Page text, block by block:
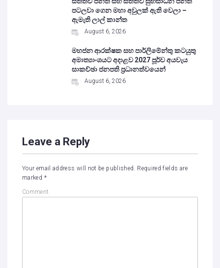
පටලවා ගෙන මහා අවුලක් ඇති වෙලා –
ඇමැති ලාල් කාන්ත
August 6, 2026
මහජන ආරක්ෂක සහ පාර්ලිමේන්තු කටයුතු
අමාත්‍යාංශයට අදාළව 2027 පූර්ව අයවැය
සාකච්ඡා ජනපති ප්‍රධානත්වයෙන්
August 6, 2026
Leave a Reply
Your email address will not be published. Required fields are
marked *
Comment